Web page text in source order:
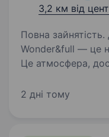
3,2 км від
Повна
Wonder&full — це
Це атмосфера,
що надихає,
2 дні тому